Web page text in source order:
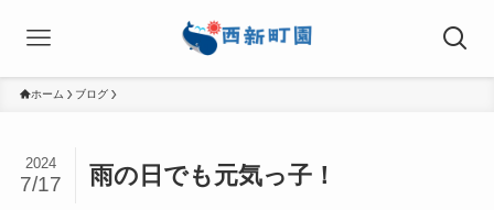
ホーム ブログ
雨の日でも元気っ子！
2024
7/17